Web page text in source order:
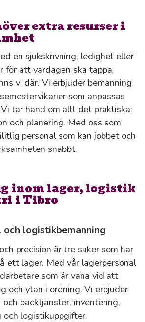
extra resurser i
en sjukskrivning, ledighet eller
för att vardagen ska tappa
vi där. Vi erbjuder bemanning
som anpassas
tar hand om allt det praktiska:
och planering. Med oss som
personal som kan jobbet och
snabbt.
inom lager, logistik
i Tibro
och logistikbemanning
precision är tre saker som har
ett lager. Med vår lagerpersonal
som är vana vid att
och ytan i ordning. Vi erbjuder
packtjänster, inventering,
logistikuppgifter.